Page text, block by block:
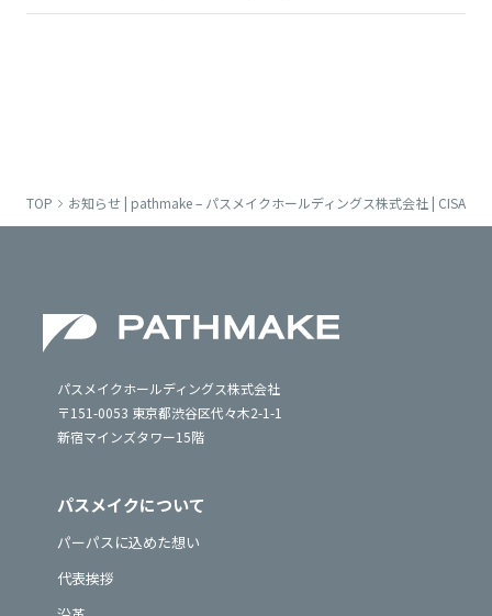
プラスに認定
TOP お知らせ | pathmake – パスメイクホールディングス株式会社 | CISA
パスメイクホールディングス株式会社
〒151-0053 東京都渋谷区代々木2-1-1
新宿マインズタワー15階
パスメイクについて
パーパスに込めた想い
代表挨拶